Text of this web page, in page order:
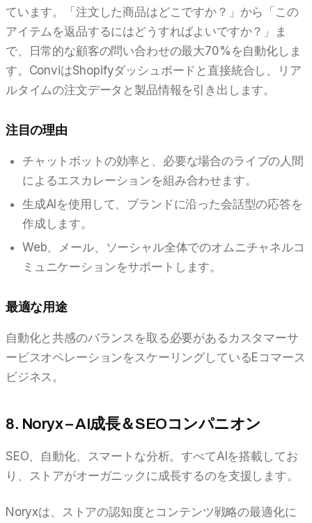
ています。「注文した商品はどこですか？」から「この
アイテムを返品するにはどうすればよいですか？」ま
で、日常的な顧客の問い合わせの最大70%を自動化しま
す。ConviはShopifyダッシュボードと直接統合し、リア
ルタイムの注文データと製品情報を引き出します。
注目の理由
チャットボットの効率と、必要な場合のライブの人間
によるエスカレーションを組み合わせます。
生成AIを使用して、ブランドに沿った会話型の応答を
作成します。
Web、メール、ソーシャル全体でのオムニチャネルコ
ミュニケーションをサポートします。
最適な用途
自動化と共感のバランスを取る必要があるカスタマーサ
ービスオペレーションをスケーリングしているEコマース
ビジネス。
8. Noryx – AI成長＆SEOコンパニオン
SEO、自動化、スマートな分析。すべてAIを搭載してお
り、ストアがオーガニックに成長するのを支援します。
Noryxは、ストアの認知度とコンテンツ戦略の最適化に